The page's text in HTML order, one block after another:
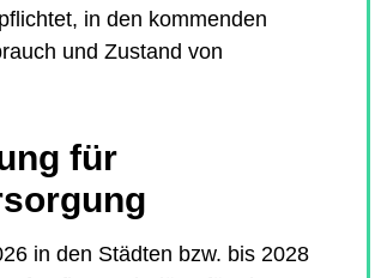
in den kommenden
und Zustand von
für
in den Städten bzw. bis 2028